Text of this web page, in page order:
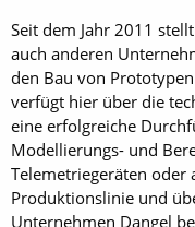
Seit dem Jahr 2011
auch anderen
den Bau von
verfügt hier über die
eine erfolgreiche
Modellierungs- und
Telemetriegeräten oder
Produktionslinie und
Unternehmen Dangel